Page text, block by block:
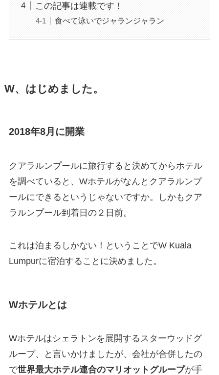
この記事は連載です！
食べて泳いでジャランジャラン
W、はじめました。
2018年8月に開業
クアラルンプールに旅行すると決めてからホテル
を調べていると、Wホテルがなんとクアラルンプ
ールにできるというじゃないですか。しかもクア
ラルンプール到着日の２日前。
これは泊まるしかない！ということでW Kuala
Lumpurに宿泊することに決めました。
Wホテルとは
Wホテルはシェラトンを展開するスターウッドグ
ループ、と言いかけましたが、会社が合併したの
で世界最大ホテル連合のマリオットグループが手